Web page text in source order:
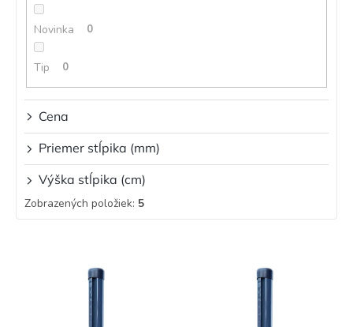
Novinka 0
Tip 0
Cena
Priemer stĺpika (mm)
Výška stĺpika (cm)
Zobrazených položiek: 5